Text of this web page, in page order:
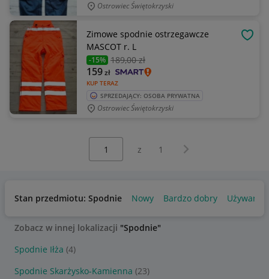
Ostrowiec Świętokrzyski
Zimowe spodnie ostrzegawcze
MASCOT r. L
-15% 189,00 zł
KUP TERAZ
159zł
SPRZEDAJĄCY: OSOBA PRYWATNA
Ostrowiec Świętokrzyski
z 1 Następna strona
Stan przedmiotu: Spodnie Nowy Bardzo dobry Używany
Zobacz w innej lokalizacji "Spodnie"
Spodnie Iłża (4)
Spodnie Skarżysko-Kamienna (23)